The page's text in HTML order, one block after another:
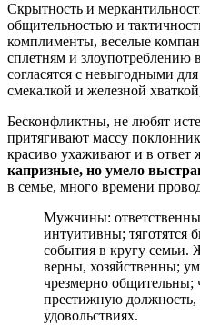
Скрытность и
общительностью и
комплименты, веселые
сплетням и
согласятся с невыгодными
смекалкой и железной
Бесконфликтны, не любят
притягивают массу
красиво ухаживают и в ответ
капризные, но умело
в семье, много времени
Мужчины:
интуитивны; тяготятся
события в кругу
верны, хозяйственны;
чрезмерно общительны;
престижную должность,
удовольствиях.